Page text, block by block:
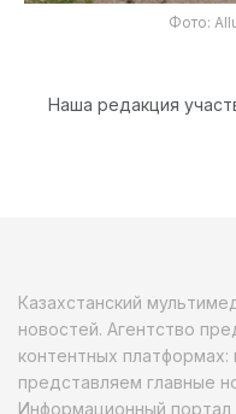
Фото:
Наша редакция
Казахстанский
новостей. Агентство
контентных
представляем главные
Информационный портал